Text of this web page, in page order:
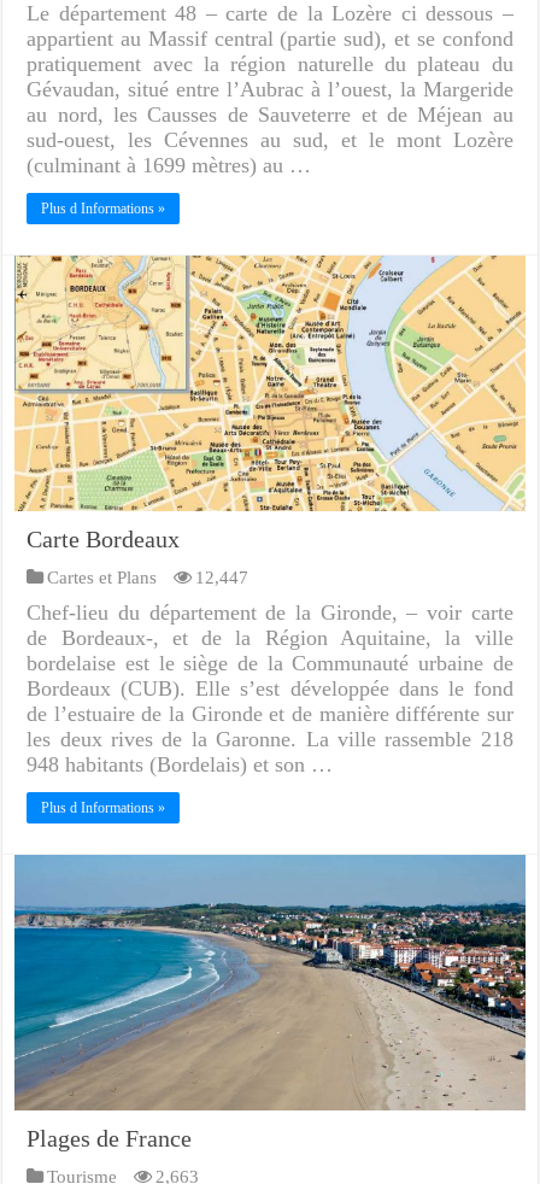
Le département 48 – carte de la Lozère ci dessous –
appartient au Massif central (partie sud), et se confond
pratiquement avec la région naturelle du plateau du
Gévaudan, situé entre l’Aubrac à l’ouest, la Margeride
au nord, les Causses de Sauveterre et de Méjean au
sud-ouest, les Cévennes au sud, et le mont Lozère
(culminant à 1699 mètres) au …
Plus d Informations »
Carte Bordeaux
Cartes et Plans 12,447
Chef-lieu du département de la Gironde, – voir carte
de Bordeaux-, et de la Région Aquitaine, la ville
bordelaise est le siège de la Communauté urbaine de
Bordeaux (CUB). Elle s’est développée dans le fond
de l’estuaire de la Gironde et de manière différente sur
les deux rives de la Garonne. La ville rassemble 218
948 habitants (Bordelais) et son …
Plus d Informations »
Plages de France
Tourisme 2,663